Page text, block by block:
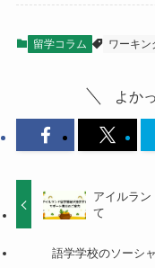
留学コラム ワーキン
よか
アイルラ
て
語学学校のソーシ